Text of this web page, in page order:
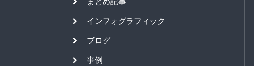
インフォグラフィック
ブログ
事例